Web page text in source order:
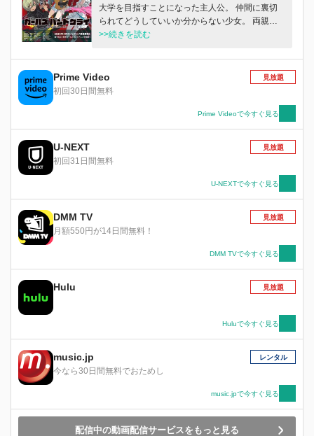
大学を目指すことになった主人公。 仲間に裏切
られてどうしていいか分からない少女。 両親に
捨てられて、大都会で一人バイトで食いつないで
けど。 何一つ思い通りにいかないけど。 でも、
私たちは何かを好きでいたいから。 自分の居場
所がどこかにあると信じているから。 だから、
>>続きを読む
Prime Video
初回30日間無料
見放題
Prime Videoで今すぐ見る
U-NEXT
初回31日間無料
見放題
U-NEXTで今すぐ見る
DMM TV
月額550円が14日間無料！
見放題
DMM TVで今すぐ見る
Hulu 見放題
Huluで今すぐ見る
music.jp
今なら30日間無料でおためし
レンタル
music.jpで今すぐ見る
配信中の動画配信サービスをもっと見る